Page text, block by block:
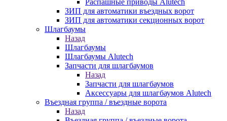
Распашные приводы Alutech
ЗИП для автоматики въездных ворот
ЗИП для автоматики секционных ворот
Шлагбаумы
Назад
Шлагбаумы
Шлагбаумы Alutech
Запчасти для шлагбаумов
Назад
Запчасти для шлагбаумов
Аксессуары для шлагбаумов Alutech
Въездная группа / въездные ворота
Назад